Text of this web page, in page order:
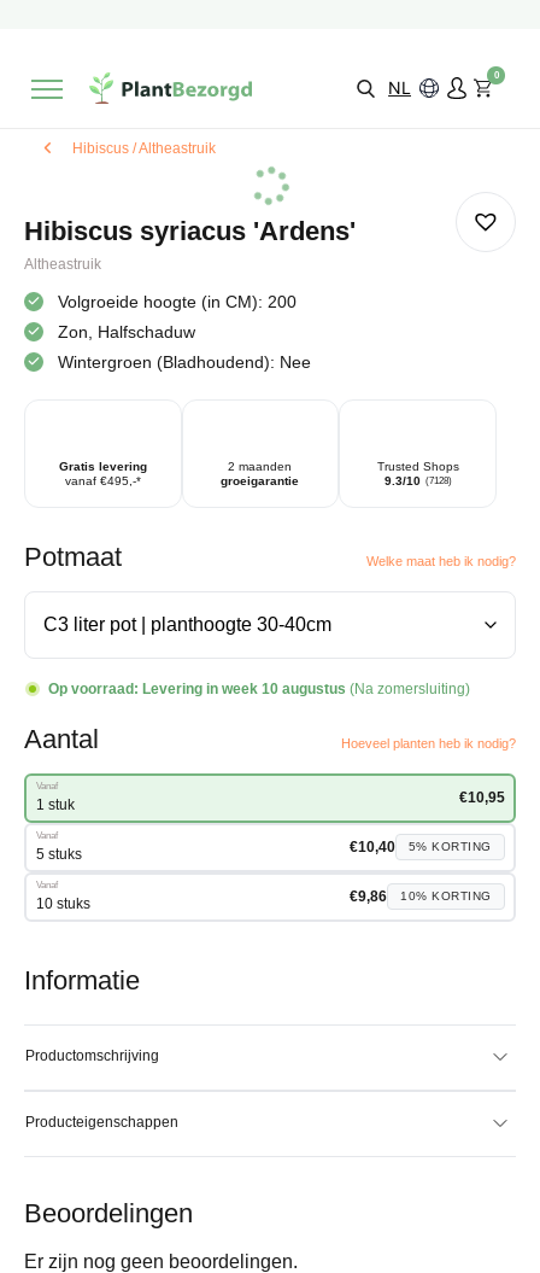
Kies zelf je
bezorgmoment & locatie NL
0
Hibiscus / Altheastruik
Hibiscus syriacus 'Ardens'
Altheastruik
Volgroeide hoogte (in CM): 200
Zon, Halfschaduw
Wintergroen (Bladhoudend): Nee
Gratis levering
vanaf €495,-*
2 maanden
groeigarantie
Trusted Shops
9.3/10 (7128)
Potmaat Welke maat heb ik nodig?
Op voorraad: Levering in week 10 augustus (Na zomersluiting)
Aantal Hoeveel planten heb ik nodig?
Vanaf
1 stuk €10,95
Vanaf
5 stuks €10,40 5% KORTING
Vanaf
10 stuks €9,86 10% KORTING
Informatie
Productomschrijving
Producteigenschappen
Beoordelingen
Er zijn nog geen beoordelingen.